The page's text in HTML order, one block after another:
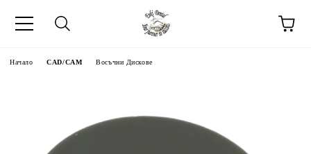
Начало CAD/CAM Восъчни Дискове